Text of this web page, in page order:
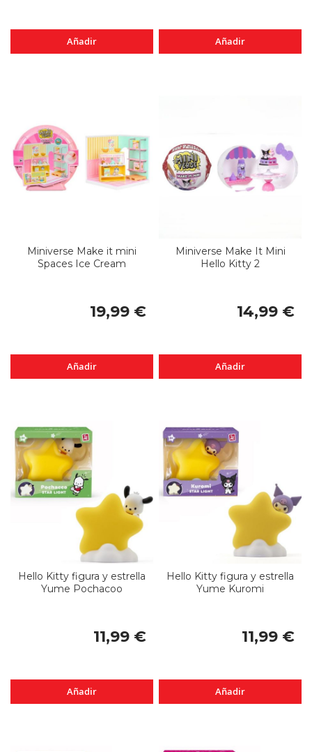
Añadir Añadir
Miniverse Make it mini
Spaces Ice Cream
19,99 €
Añadir
Miniverse Make It Mini
Hello Kitty 2
14,99 €
Añadir
Hello Kitty figura y estrella
Yume Pochacoo
11,99 €
Añadir
Hello Kitty figura y estrella
Yume Kuromi
11,99 €
Añadir